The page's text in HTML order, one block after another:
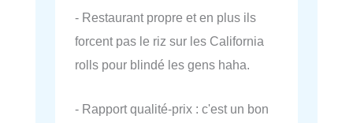
- Restaurant propre et en plus ils
forcent pas le riz sur les California
rolls pour blindé les gens haha.
- Rapport qualité-prix : c'est un bon